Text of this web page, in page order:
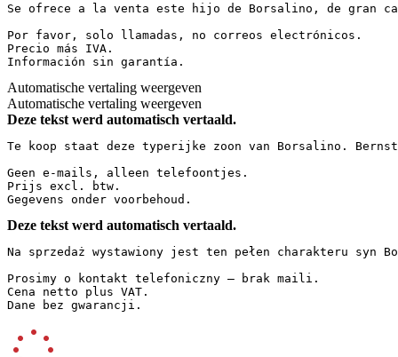
Se ofrece a la venta este hijo de Borsalino, de gran
Por favor, solo llamadas, no correos electrónicos.
Precio más IVA.
Información sin garantía.
Automatische vertaling weergeven
Automatische vertaling weergeven
Deze tekst werd automatisch vertaald.
Te koop staat deze typerijke zoon van Borsalino.
Geen e-mails, alleen telefoontjes.
Prijs excl. btw.
Gegevens onder voorbehoud.
Deze tekst werd automatisch vertaald.
Na sprzedaż wystawiony jest ten pełen charakteru syn
Prosimy o kontakt telefoniczny – brak maili.
Cena netto plus VAT.
Dane bez gwarancji.